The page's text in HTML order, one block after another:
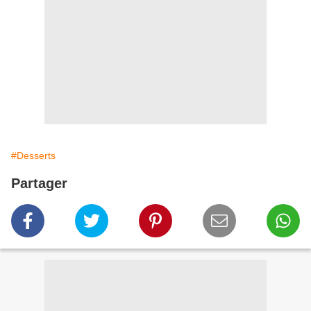
#Desserts
Partager